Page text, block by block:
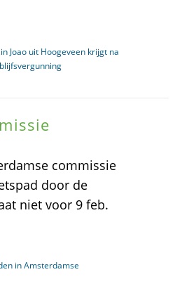
Joao uit Hoogeveen krijgt na
commissie
door de
niet voor 9 feb.
in Amsterdamse